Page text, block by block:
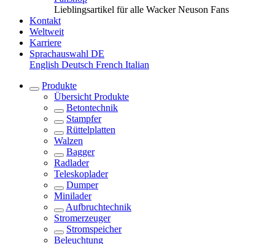
Lieblingsartikel für alle Wacker Neuson Fans
Kontakt
Weltweit
Karriere
Sprachauswahl DE
English Deutsch French Italian
Produkte
Übersicht Produkte
Betontechnik
Stampfer
Rüttelplatten
Walzen
Bagger
Radlader
Teleskoplader
Dumper
Minilader
Aufbruchtechnik
Stromerzeuger
Stromspeicher
Beleuchtung